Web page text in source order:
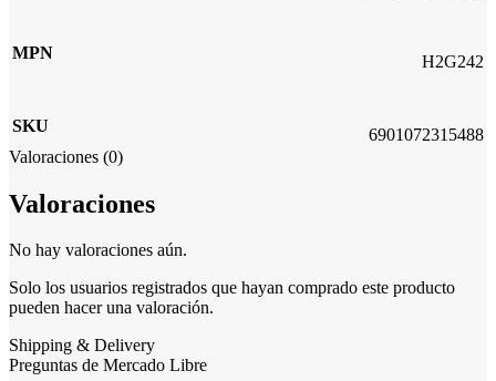
MPN H2G242
SKU
6901072315488
Valoraciones (0)
Valoraciones
No hay valoraciones aún.
Solo los usuarios registrados que hayan comprado este producto
pueden hacer una valoración.
Shipping & Delivery
Preguntas de Mercado Libre